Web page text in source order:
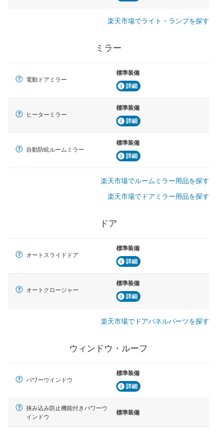
楽天市場でライト・ランプを探す
ミラー
電動ドアミラー
標準装備
詳細
ヒーターミラー
標準装備
詳細
自動防眩ルームミラー
標準装備
詳細
楽天市場でルームミラー用品を探す
楽天市場でドアミラー用品を探す
ドア
オートスライドドア
標準装備
詳細
オートクロージャー
標準装備
詳細
楽天市場でドアパネルパーツを探す
ウィンドウ・ルーフ
パワーウインドウ
標準装備
詳細
挟み込み防止機能付きパワーウ
インドウ
標準装備